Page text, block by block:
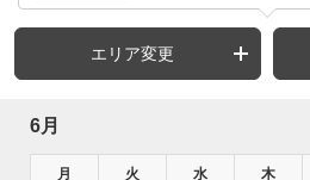
エリア変更
6月
月 火 水 木